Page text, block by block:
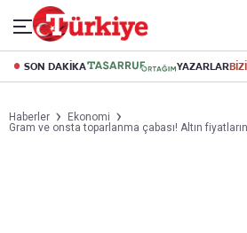
SON DAKİKA YAZARLAR
Haberler
Ekonomi
Gram ve onsta toparlanma çabası! Altın